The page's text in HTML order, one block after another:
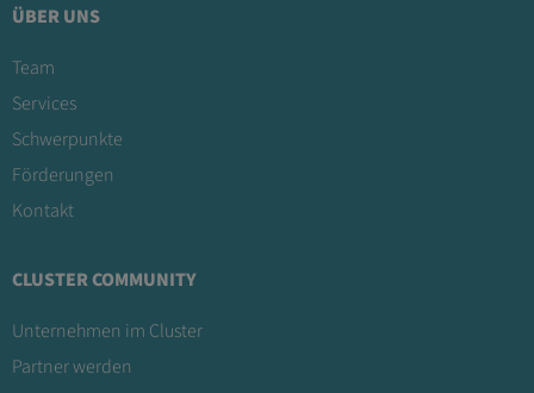
ÜBER UNS
Team
Services
Schwerpunkte
Förderungen
Kontakt
CLUSTER COMMUNITY
Unternehmen im Cluster
Partner werden